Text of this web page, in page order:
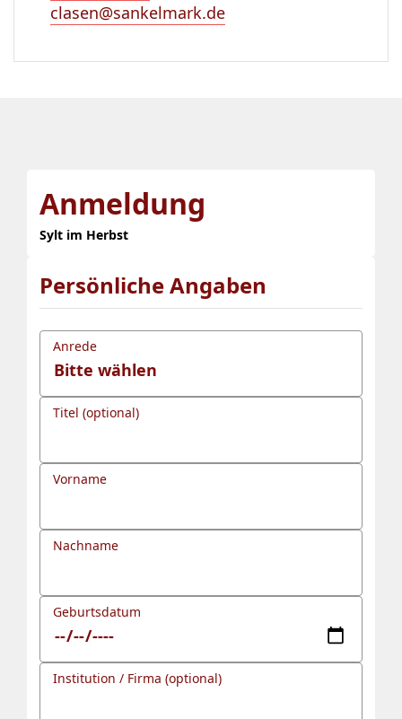
clasen@sankelmark.de
Anmeldung
Sylt im Herbst
Persönliche Angaben
Anrede
Titel (optional)
Vorname
Nachname
Geburtsdatum
Institution / Firma (optional)